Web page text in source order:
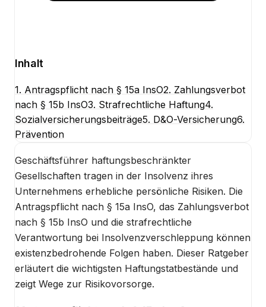
Inhalt
1. Antragspflicht nach § 15a InsO2. Zahlungsverbot
nach § 15b InsO3. Strafrechtliche Haftung4.
Sozialversicherungsbeiträge5. D&O-Versicherung6.
Prävention
Geschäftsführer haftungsbeschränkter
Gesellschaften tragen in der Insolvenz ihres
Unternehmens erhebliche persönliche Risiken. Die
Antragspflicht nach § 15a InsO, das Zahlungsverbot
nach § 15b InsO und die strafrechtliche
Verantwortung bei Insolvenzverschleppung können
existenzbedrohende Folgen haben. Dieser Ratgeber
erläutert die wichtigsten Haftungstatbestände und
zeigt Wege zur Risikovorsorge.